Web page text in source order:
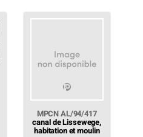
MPCN AL/94/417
canal de Lissewege,
habitation et moulin